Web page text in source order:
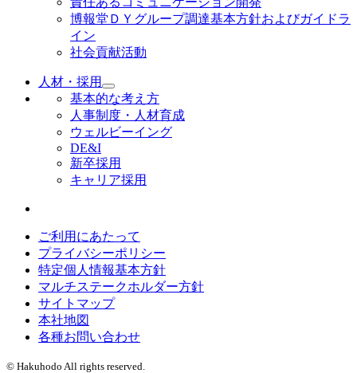
博報堂ＤＹグループ調達基本方針およびガイドラ
イン
社会貢献活動
人材・採用
基本的な考え方
人事制度・人材育成
ウェルビーイング
DE&I
新卒採用
キャリア採用
ご利用にあたって
プライバシーポリシー
特定個人情報基本方針
マルチステークホルダー方針
サイトマップ
本社地図
各種お問い合わせ
© Hakuhodo All rights reserved.